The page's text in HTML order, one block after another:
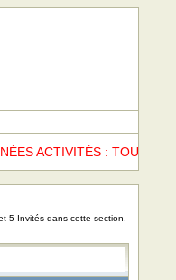
ACTIVITÉS : TOUS
5 Invités dans cette section.